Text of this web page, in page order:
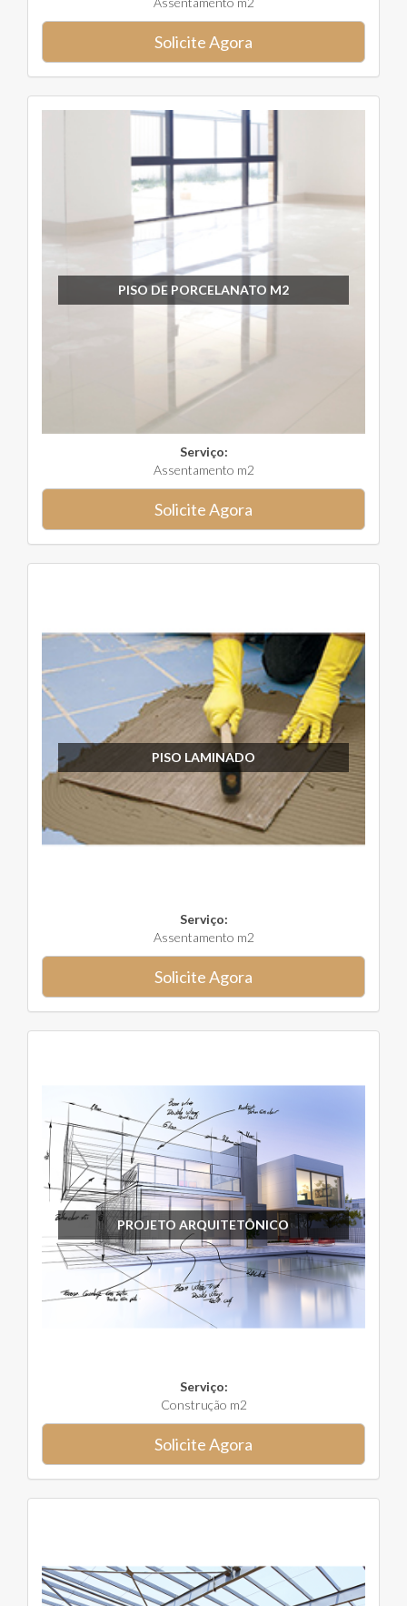
Solicite Agora
PISO DE PORCELANATO M2
Serviço:
Assentamento m2
Solicite Agora
PISO LAMINADO
Serviço:
Assentamento m2
Solicite Agora
PROJETO ARQUITETÔNICO
Serviço:
Construção m2
Solicite Agora